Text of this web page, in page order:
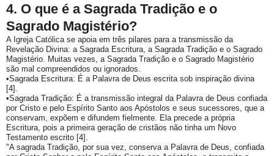
4. O que é a Sagrada Tradição e o
Sagrado Magistério?
A Igreja Católica se apoia em três pilares para a transmissão da
Revelação Divina: a Sagrada Escritura , a Sagrada Tradição e o Sagrado
Magistério . Muitas vezes, a Sagrada Tradição e o Sagrado Magistério
são mal compreendidos ou ignorados.
•Sagrada Escritura: É a Palavra de Deus escrita sob inspiração divina
[4].
•Sagrada Tradição: É a transmissão integral da Palavra de Deus confiada
por Cristo e pelo Espírito Santo aos Apóstolos e seus sucessores, que a
conservam, expõem e difundem fielmente. Ela precede a própria
Escritura, pois a primeira geração de cristãos não tinha um Novo
Testamento escrito [4].
"A sagrada Tradição, por sua vez, conserva a Palavra de Deus, confiada